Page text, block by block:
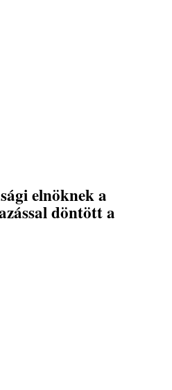
elnöknek a
döntött a